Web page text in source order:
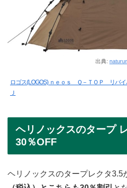
出典:
ロゴス(LOGOS) ｎｅｏｓ Ｑ－ＴＯＰ リバ
Ｊ
ヘリノックスのタープ
30％OFF
ヘリノックスのタープレクタ3.5